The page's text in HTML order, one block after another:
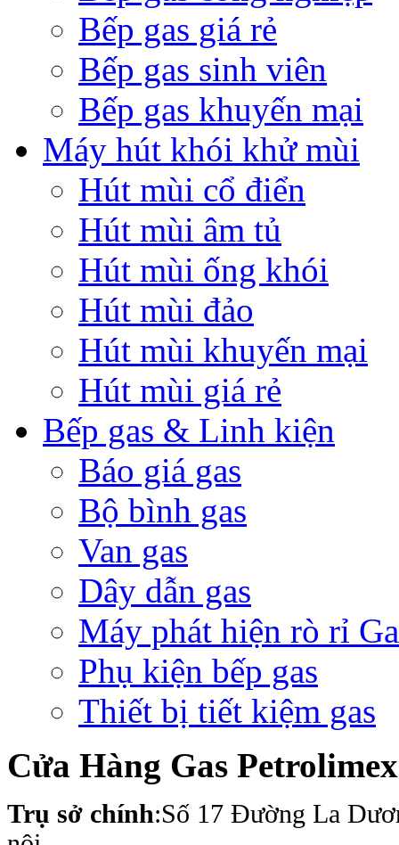
Bếp gas giá rẻ
Bếp gas sinh viên
Bếp gas khuyến mại
Máy hút khói khử mùi
Hút mùi cổ điển
Hút mùi âm tủ
Hút mùi ống khói
Hút mùi đảo
Hút mùi khuyến mại
Hút mùi giá rẻ
Bếp gas & Linh kiện
Báo giá gas
Bộ bình gas
Van gas
Dây dẫn gas
Máy phát hiện rò rỉ
Phụ kiện bếp gas
Thiết bị tiết kiệm gas
Cửa Hàng Gas
Trụ sở chính:Số 17 Đường La